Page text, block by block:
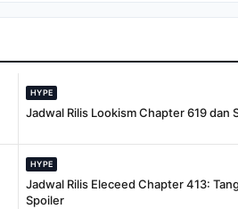
HYPE
Jadwal Rilis Lookism Chapter 619 dan
HYPE
Jadwal Rilis Eleceed Chapter 413:
Spoiler